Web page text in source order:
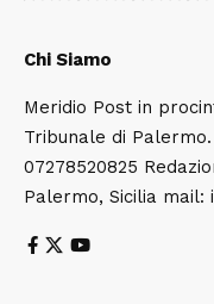
Chi Siamo
Meridio Post in
Tribunale di
07278520825
Palermo, Sicilia mail: